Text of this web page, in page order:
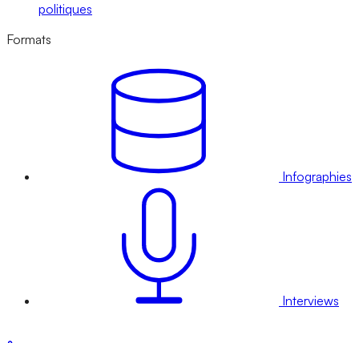
politiques
Formats
Infographies
Interviews